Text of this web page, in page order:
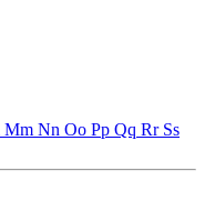
Mm Nn Oo Pp Qq Rr Ss